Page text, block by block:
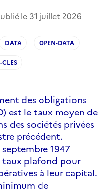
le 31 juillet 2026
DATA OPEN-DATA
CLES
des obligations
est le taux moyen de
des sociétés privées
précédent.
1947
plafond pour
à leur capital.
de